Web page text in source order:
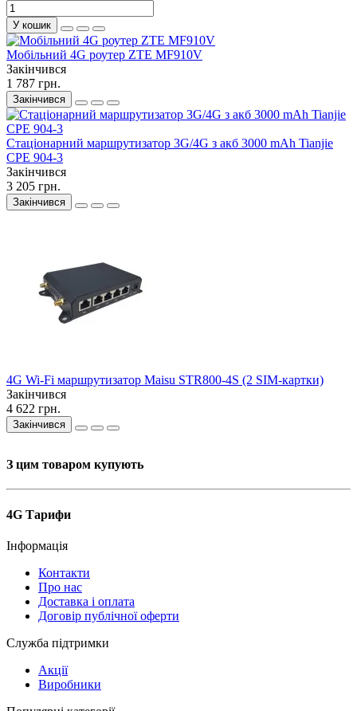
У кошик
Мобільний 4G роутер ZTE MF910V
Закінчився
1 787 грн.
Закінчився
Стаціонарний маршрутизатор 3G/4G з акб 3000 mAh Tianjie
CPE 904-3
Закінчився
3 205 грн.
Закінчився
4G Wi-Fi маршрутизатор Maisu STR800-4S (2 SIM-картки)
Закінчився
4 622 грн.
Закінчився
З цим товаром купують
4G Тарифи
Інформація
Контакти
Про нас
Доставка і оплата
Договір публічної оферти
Служба підтримки
Акції
Виробники